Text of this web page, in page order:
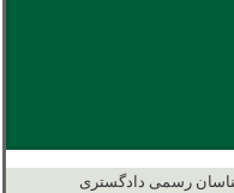
رسمی دادگستری